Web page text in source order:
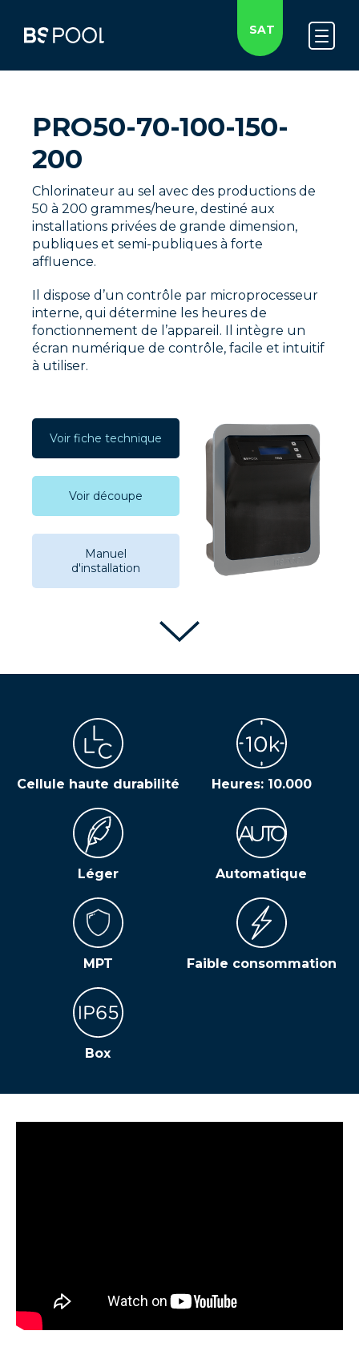
SAT
PRO50-70-100-150-
200
Chlorinateur au sel avec des productions de
50 à 200 grammes/heure, destiné aux
installations privées de grande dimension,
publiques et semi-publiques à forte
affluence.
Il dispose d’un contrôle par microprocesseur
interne, qui détermine les heures de
fonctionnement de l’appareil. Il intègre un
écran numérique de contrôle, facile et intuitif
à utiliser.
Voir fiche technique
Voir découpe
Manuel
d'installation
Cellule haute durabilité Heures: 10.000
Léger Automatique
MPT Faible consommation
Box